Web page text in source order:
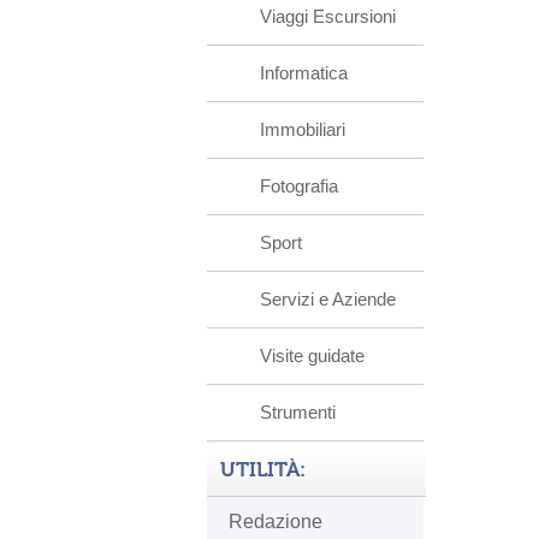
Viaggi Escursioni
Informatica
Immobiliari
Fotografia
Sport
Servizi e Aziende
Visite guidate
Strumenti
UTILITÀ:
Redazione